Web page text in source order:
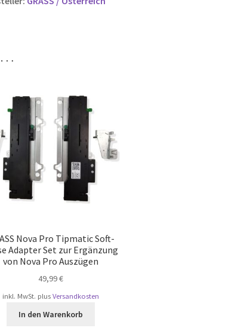
…
Nova Pro Tipmatic Soft-
Adapter Set zur Ergänzung
von Nova Pro Auszügen
49,99€
inkl. MwSt. plusVersandkosten
In den Warenkorb